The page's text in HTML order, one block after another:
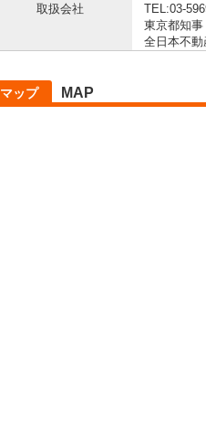
取扱会社
TEL:03-
東京都知
全日本不動
マップ MAP